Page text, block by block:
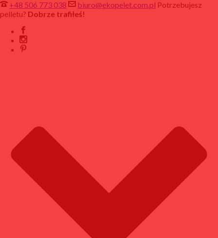
+48 506 773 038 biuro@ekopelet.com.pl Potrzebujesz
pelletu? Dobrze trafiłeś!